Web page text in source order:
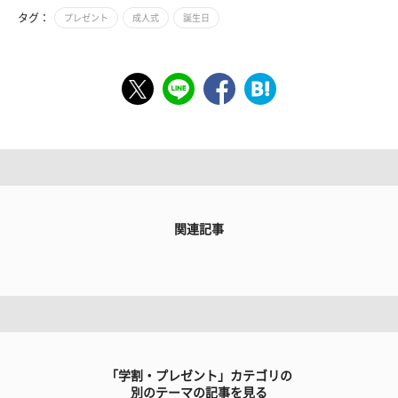
タグ： プレゼント 成人式 誕生日
関連記事
「学割・プレゼント」カテゴリの
別のテーマの記事を見る